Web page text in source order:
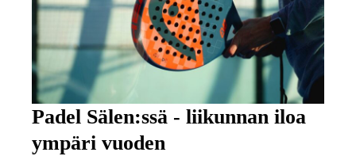
Padel Sälen:ssä - liikunnan iloa
ympäri vuoden